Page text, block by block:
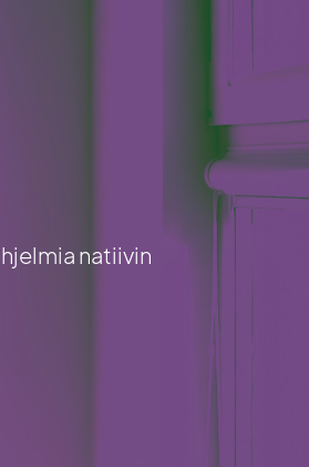
natiivin